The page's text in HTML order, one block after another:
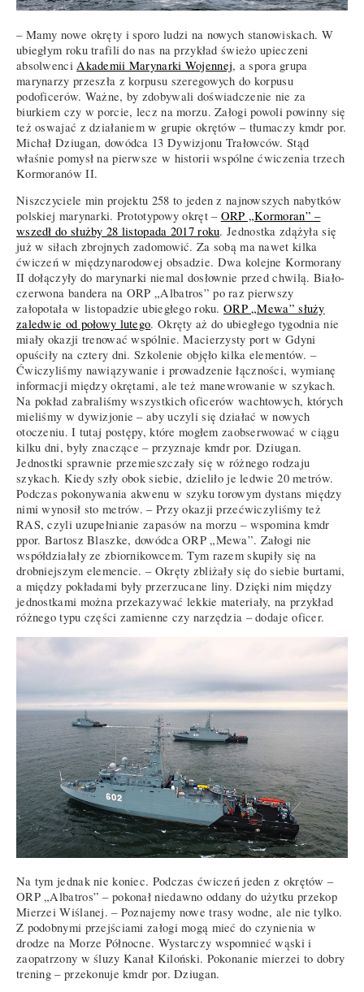
– Mamy nowe okręty i sporo ludzi na nowych stanowiskach. W
ubiegłym roku trafili do nas na przykład świeżo upieczeni
absolwenci Akademii Marynarki Wojennej, a spora grupa
marynarzy przeszła z korpusu szeregowych do korpusu
podoficerów. Ważne, by zdobywali doświadczenie nie za
biurkiem czy w porcie, lecz na morzu. Załogi powoli powinny się
też oswajać z działaniem w grupie okrętów – tłumaczy kmdr por.
Michał Dziugan, dowódca 13 Dywizjonu Trałowców. Stąd
właśnie pomysł na pierwsze w historii wspólne ćwiczenia trzech
Kormoranów II.
Niszczyciele min projektu 258 to jeden z najnowszych nabytków
polskiej marynarki. Prototypowy okręt – ORP „Kormoran” –
wszedł do służby 28 listopada 2017 roku. Jednostka zdążyła się
już w siłach zbrojnych zadomowić. Za sobą ma nawet kilka
ćwiczeń w międzynarodowej obsadzie. Dwa kolejne Kormorany
II dołączyły do marynarki niemal dosłownie przed chwilą. Biało-
czerwona bandera na ORP „Albatros” po raz pierwszy
załopotała w listopadzie ubiegłego roku.ORP „Mewa” służy
zaledwie od połowy lutego. Okręty aż do ubiegłego tygodnia nie
miały okazji trenować wspólnie. Macierzysty port w Gdyni
opuściły na cztery dni. Szkolenie objęło kilka elementów. –
Ćwiczyliśmy nawiązywanie i prowadzenie łączności, wymianę
informacji między okrętami, ale też manewrowanie w szykach.
Na pokład zabraliśmy wszystkich oficerów wachtowych, których
mieliśmy w dywizjonie – aby uczyli się działać w nowych
otoczeniu. I tutaj postępy, które mogłem zaobserwować w ciągu
kilku dni, były znaczące – przyznaje kmdr por. Dziugan.
Jednostki sprawnie przemieszczały się w różnego rodzaju
szykach. Kiedy szły obok siebie, dzieliło je ledwie 20 metrów.
Podczas pokonywania akwenu w szyku torowym dystans między
nimi wynosił sto metrów. – Przy okazji przećwiczyliśmy też
RAS, czyli uzupełnianie zapasów na morzu – wspomina kmdr
ppor. Bartosz Blaszke, dowódca ORP „Mewa”. Załogi nie
współdziałały ze zbiornikowcem. Tym razem skupiły się na
drobniejszym elemencie. – Okręty zbliżały się do siebie burtami,
a między pokładami były przerzucane liny. Dzięki nim między
jednostkami można przekazywać lekkie materiały, na przykład
różnego typu części zamienne czy narzędzia – dodaje oficer.
Na tym jednak nie koniec. Podczas ćwiczeń jeden z okrętów –
ORP „Albatros” – pokonał niedawno oddany do użytku przekop
Mierzei Wiślanej. – Poznajemy nowe trasy wodne, ale nie tylko.
Z podobnymi przejściami załogi mogą mieć do czynienia w
drodze na Morze Północne. Wystarczy wspomnieć wąski i
zaopatrzony w śluzy Kanał Kiloński. Pokonanie mierzei to dobry
trening – przekonuje kmdr por. Dziugan.